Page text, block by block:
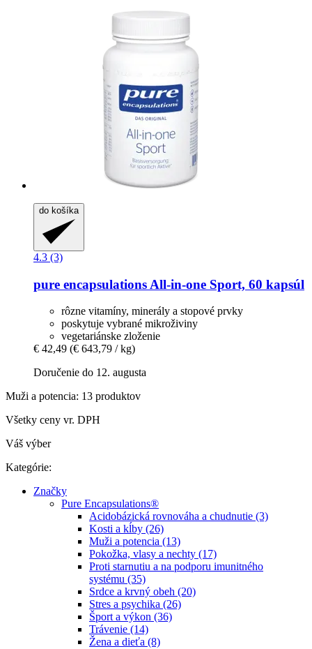
do košíka
4.3 (3)
pure encapsulations All-​in-​one Sport, 60 kapsúl
rôzne vitamíny, minerály a stopové prvky
poskytuje vybrané mikroživiny
vegetariánske zloženie
€ 42,49 (€ 643,79 / kg)
Doručenie do 12. augusta
Muži a potencia: 13 produktov
Všetky ceny vr. DPH
Váš výber
Kategórie:
Značky
Pure Encapsulations®
Acidobázická rovnováha a chudnutie (3)
Kosti a kĺby (26)
Muži a potencia (13)
Pokožka, vlasy a nechty (17)
Proti starnutiu a na podporu imunitného
systému (35)
Srdce a krvný obeh (20)
Stres a psychika (26)
Šport a výkon (36)
Trávenie (14)
Žena a dieťa (8)